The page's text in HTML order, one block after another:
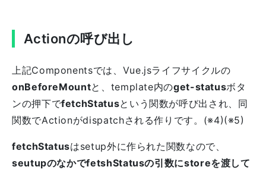
Actionの呼び出し
上記Componentsでは、Vue.jsライフサイクルの
onBeforeMountと、template内のget-statusボタ
ンの押下でfetchStatusという関数が呼び出され、同
関数でActionがdispatchされる作りです。(※4)(※5)
fetchStatusはsetup外に作られた関数なので、
seutupのなかでfetshStatusの引数にstoreを渡して